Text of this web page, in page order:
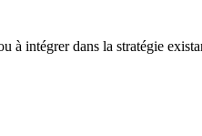
à intégrer dans la stratégie